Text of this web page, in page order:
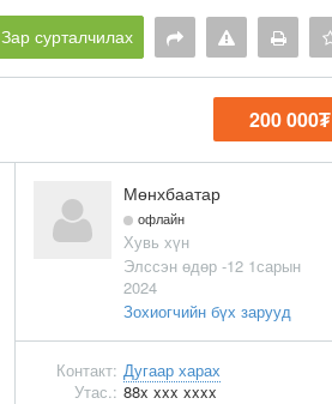
Зар сурталчилах
200 000₮
Мөнхбаатар
офлайн
Хувь хүн
Элссэн өдөр -12 1сарын
2024
Зохиогчийн бүх зарууд
Контакт: Дугаар харах
Утас.: 88x xxx xxxx